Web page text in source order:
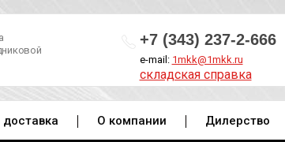
+7 (343) 237-2-666
e-mail: 1mkk@1mkk.ru
складская справка
доставка О компании Дилерство